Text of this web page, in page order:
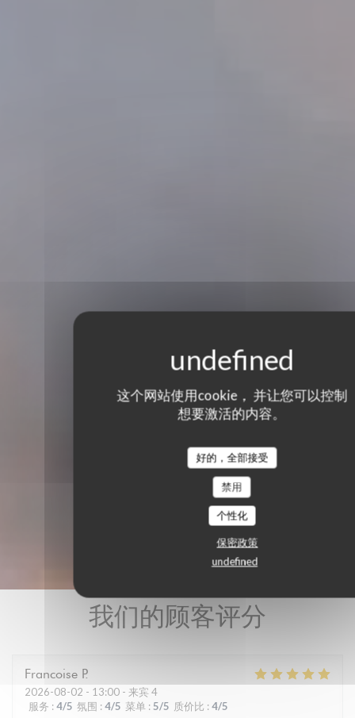
这个网站使用cookie， 并让您可以控制
想要激活的内容。
好的，全部接受
禁用
个性化
保密政策
undefined
我们的顾客评分
Francoise P
2026-08-02 - 13:00 - 来宾 4
服务 : 4/5 氛围 : 4/5 菜单 : 5/5 质价比 : 4/5